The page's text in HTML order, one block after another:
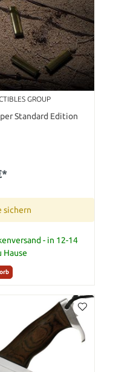
GROUP
Standard Edition
sichern
- in 12-14
Hause